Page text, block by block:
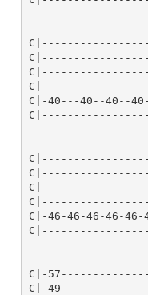
C|-40---40--40--
C|-46-46-46-46-
C|-
C|-